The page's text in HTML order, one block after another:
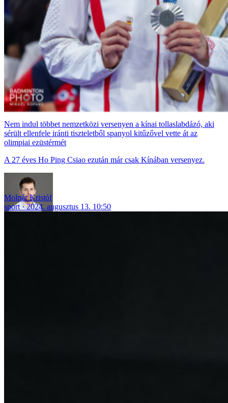
Nem indul többet nemzetközi versenyen a kínai tollaslabdázó, aki
sérült ellenfele iránti tiszteletből spanyol kitűzővel vette át az
olimpiai ezüstérmét
A 27 éves Ho Ping Csiao ezután már csak Kínában versenyez.
Molnár Kristóf
sport
2024. augusztus 13. 10:50